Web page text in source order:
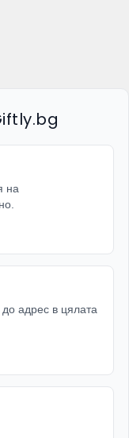
на
адрес в цялата